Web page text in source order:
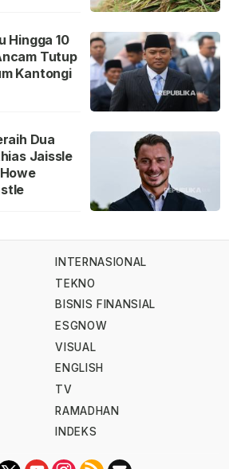
Hingga 10
Tutup
Kantongi
Dua
Jaissle
INTERNASIONAL
TEKNO
BISNIS FINANSIAL
ESGNOW
VISUAL
ENGLISH
TV
RAMADHAN
INDEKS